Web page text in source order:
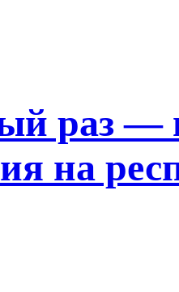
раз —
на